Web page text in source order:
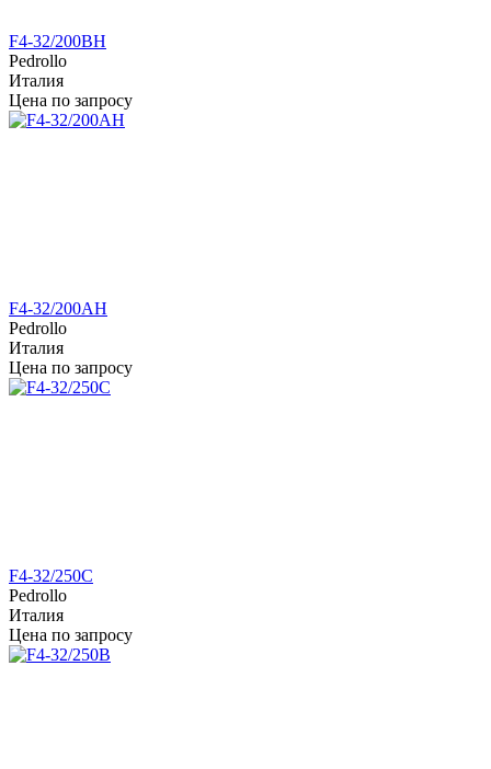
F4-32/200BH
Pedrollo
Италия
Цена по запросу
F4-32/200AH
Pedrollo
Италия
Цена по запросу
F4-32/250C
Pedrollo
Италия
Цена по запросу